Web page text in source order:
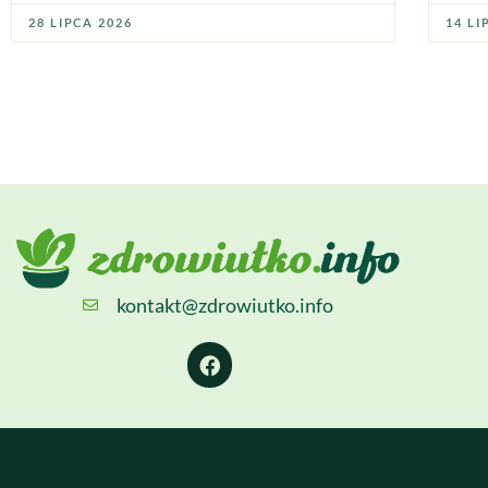
28 LIPCA 2026 14
kontakt@zdrowiutko.info